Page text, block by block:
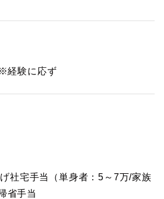
経験に応ず
社宅手当（単身者：5～7万/家族
省手当